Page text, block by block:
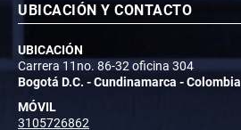
UBICACIÓN Y CONTACTO
UBICACIÓN
Carrera 11no. 86-32 oficina 304
Bogotá D.C. - Cundinamarca - Colombia
MÓVIL
3105726862